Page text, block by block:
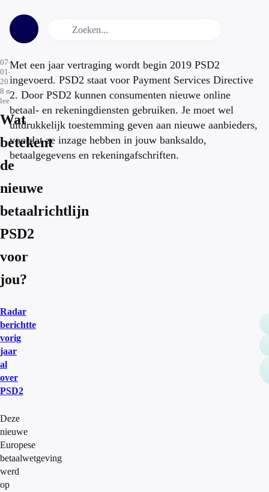
07-
01-
2019
8 min.
leestijd
Wat
betekent
de
nieuwe
betaalrichtlijn
PSD2
voor
jou?
Met een jaar vertraging wordt begin 2019 PSD2
ingevoerd. PSD2 staat voor Payment Services Directive
2. Door PSD2 kunnen consumenten nieuwe online
betaal- en rekeningdiensten gebruiken. Je moet wel
uitdrukkelijk toestemming geven aan nieuwe aanbieders,
voordat ze inzage hebben in jouw banksaldo,
betaalgegevens en rekeningafschriften.
Radar
berichtte
vorig
jaar
al
over
PSD2
Deze
nieuwe
Europese
betaalwetgeving
werd
op